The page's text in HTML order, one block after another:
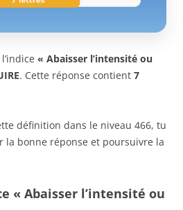
« Abaisser l’intensité ou
. Cette réponse contient 7
définition dans le niveau 466, tu
la bonne réponse et poursuivre la
« Abaisser l’intensité ou